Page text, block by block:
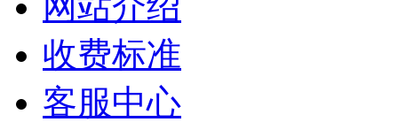
收费标准
客服中心